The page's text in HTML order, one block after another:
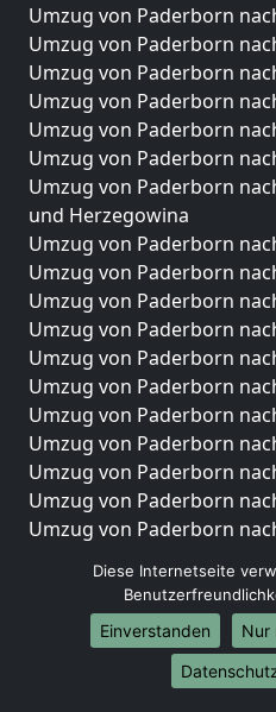
Umzug von Paderborn
Umzug von Paderborn
Umzug von Paderborn
Umzug von Paderborn
Umzug von Paderborn
Umzug von Paderborn
Umzug von Paderborn
und Herzegowina
Umzug von Paderborn
Umzug von Paderborn
Umzug von Paderborn
Umzug von Paderborn
Umzug von Paderborn
Umzug von Paderborn
Umzug von Paderborn
Umzug von Paderborn
Umzug von Paderborn
Umzug von Paderborn
Umzug von Paderborn
Umzug von Paderborn
Umzüge-
Umzug von Paderborn
Diese Internetseite
Einverstanden
Nur